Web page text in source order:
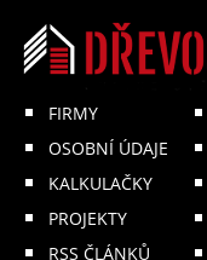
FIRMY
OSOBNÍ ÚDAJE
KALKULAČKY
PROJEKTY
RSS ČLÁNKŮ